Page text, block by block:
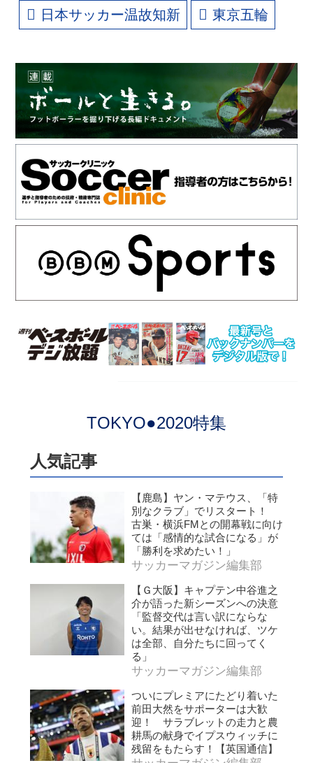
日本サッカー温故知新 東京五輪
TOKYO●2020特集
人気記事
【鹿島】ヤン・マテウス、「特
別なクラブ」でリスタート！
古巣・横浜FMとの開幕戦に向け
ては「感情的な試合になる」が
「勝利を求めたい！」
サッカーマガジン編集部
【Ｇ大阪】キャプテン中谷進之
介が語った新シーズンへの決意
「監督交代は言い訳にならな
い。結果が出せなければ、ツケ
は全部、自分たちに回ってく
る」
サッカーマガジン編集部
ついにプレミアにたどり着いた
前田大然をサポーターは大歓
迎！ サラブレットの走力と農
耕馬の献身でイプスウィッチに
残留をもたらす！【英国通信】